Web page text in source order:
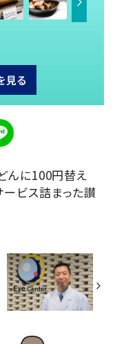
見る
んに100円替え
ビス詰まった讃